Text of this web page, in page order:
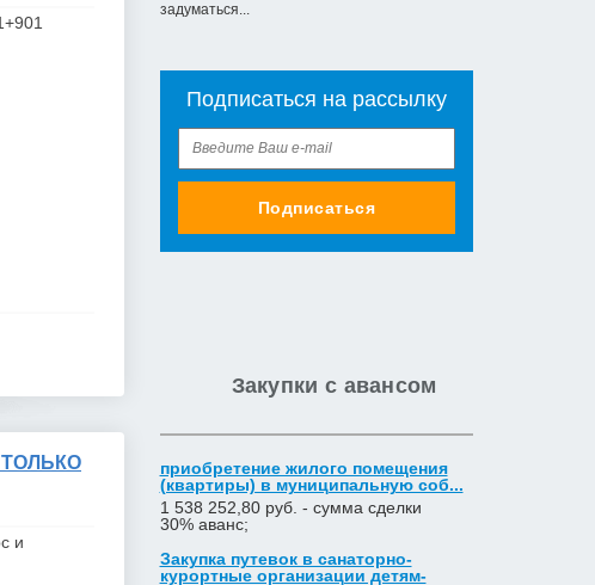
и
задуматься...
Подписаться на рассылку
Подписаться
Закупки с авансом
приобретение жилого помещения
(квартиры) в муниципальную соб...
1 538 252,80 руб. - сумма сделки
30% аванс;
Закупка путевок в санаторно-
курортные организации детям-